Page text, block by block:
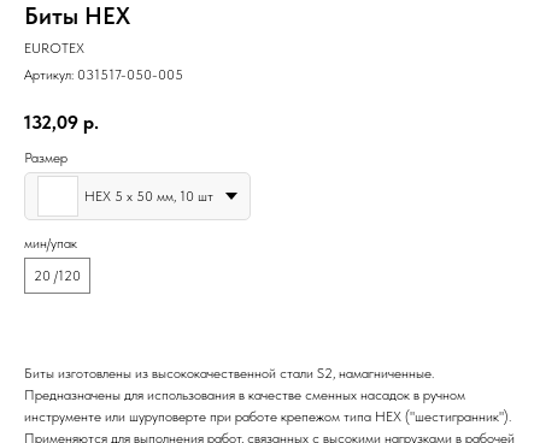
Биты HEX
EUROTEX
Артикул: 031517-050-005
132,09 р.
Размер
HEX 5 х 50 мм, 10 шт
мин/упак
20 /120
Биты изготовлены из высококачественной стали S2, намагниченные.
Предназначены для использования в качестве сменных насадок в ручном
инструменте или шуруповерте при работе крепежом типа HEX ("шестигранник").
Применяются для выполнения работ, связанных с высокими нагрузками в рабочей